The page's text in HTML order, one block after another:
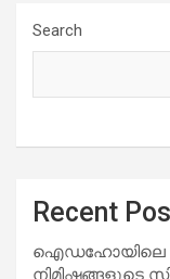
Search
Recent
ഐഡഹോയിലെ
നിമിഷങ്ങളുടെ